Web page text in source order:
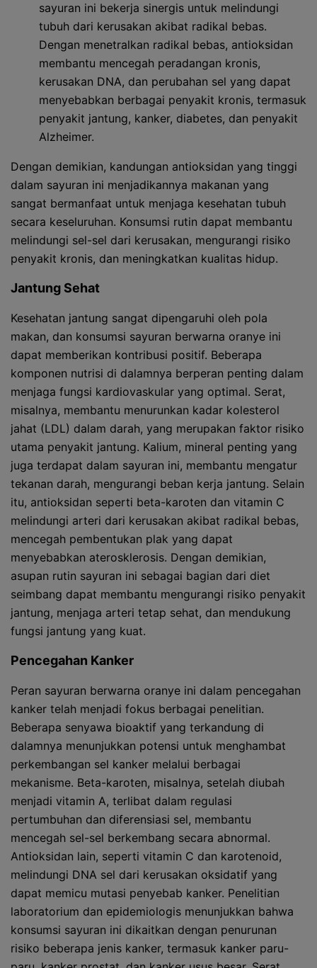
sayuran ini bekerja sinergis untuk melindungi
tubuh dari kerusakan akibat radikal bebas.
Dengan menetralkan radikal bebas, antioksidan
membantu mencegah peradangan kronis,
kerusakan DNA, dan perubahan sel yang dapat
menyebabkan berbagai penyakit kronis, termasuk
penyakit jantung, kanker, diabetes, dan penyakit
Alzheimer.
Dengan demikian, kandungan antioksidan yang tinggi
dalam sayuran ini menjadikannya makanan yang
sangat bermanfaat untuk menjaga kesehatan tubuh
secara keseluruhan. Konsumsi rutin dapat membantu
melindungi sel-sel dari kerusakan, mengurangi risiko
penyakit kronis, dan meningkatkan kualitas hidup.
Jantung Sehat
Kesehatan jantung sangat dipengaruhi oleh pola
makan, dan konsumsi sayuran berwarna oranye ini
dapat memberikan kontribusi positif. Beberapa
komponen nutrisi di dalamnya berperan penting dalam
menjaga fungsi kardiovaskular yang optimal. Serat,
misalnya, membantu menurunkan kadar kolesterol
jahat (LDL) dalam darah, yang merupakan faktor risiko
utama penyakit jantung. Kalium, mineral penting yang
juga terdapat dalam sayuran ini, membantu mengatur
tekanan darah, mengurangi beban kerja jantung. Selain
itu, antioksidan seperti beta-karoten dan vitamin C
melindungi arteri dari kerusakan akibat radikal bebas,
mencegah pembentukan plak yang dapat
menyebabkan aterosklerosis. Dengan demikian,
asupan rutin sayuran ini sebagai bagian dari diet
seimbang dapat membantu mengurangi risiko penyakit
jantung, menjaga arteri tetap sehat, dan mendukung
fungsi jantung yang kuat.
Pencegahan Kanker
Peran sayuran berwarna oranye ini dalam pencegahan
kanker telah menjadi fokus berbagai penelitian.
Beberapa senyawa bioaktif yang terkandung di
dalamnya menunjukkan potensi untuk menghambat
perkembangan sel kanker melalui berbagai
mekanisme. Beta-karoten, misalnya, setelah diubah
menjadi vitamin A, terlibat dalam regulasi
pertumbuhan dan diferensiasi sel, membantu
mencegah sel-sel berkembang secara abnormal.
Antioksidan lain, seperti vitamin C dan karotenoid,
melindungi DNA sel dari kerusakan oksidatif yang
dapat memicu mutasi penyebab kanker. Penelitian
laboratorium dan epidemiologis menunjukkan bahwa
konsumsi sayuran ini dikaitkan dengan penurunan
risiko beberapa jenis kanker, termasuk kanker paru-